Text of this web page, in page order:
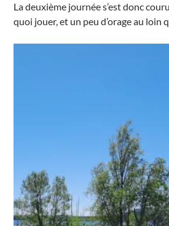
La deuxième journée s’est donc
quoi jouer, et un peu d’orage au loin